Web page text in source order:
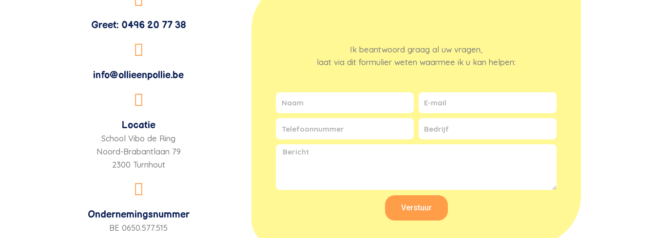
Greet: 0496 20 77 38
info@ollieenpollie.be
Locatie
School Vibo de Ring
Noord-Brabantlaan 79
2300 Turnhout
Ondernemingsnummer
BE 0650.577.515
Ik beantwoord graag al uw vragen,
laat via dit formulier weten waarmee ik u kan helpen:
Verstuur